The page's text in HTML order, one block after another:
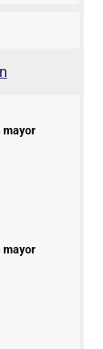
mayor
mayor